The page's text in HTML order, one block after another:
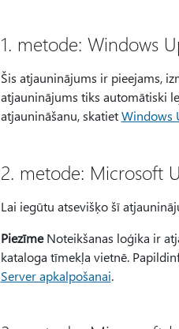
1. metode: Windows
Šis atjauninājums ir pieejams,
atjauninājums tiks automātiski
atjaunināšanu, skatietWindows
2. metode: Microsoft
Lai iegūtu atsevišķo šī
PiezīmeNoteikšanas loģika ir
kataloga tīmekļa vietnē.
Server apkalpošanai.